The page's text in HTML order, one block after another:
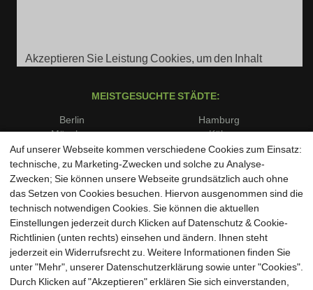
Akzeptieren Sie Leistung Cookies, um den Inhalt
MEISTGESUCHTE STÄDTE:
Berlin
München
Frankfurt am Main
Düsseldorf
Essen
Dresden
Hannover
Duisburg
Wuppertal
Bonn
Hamburg
Köln
Stuttgart
Dortmund
Bremen
Leipzig
Nürnberg
Bochum
Bielefeld
Auf unserer Webseite kommen verschiedene Cookies zum Einsatz:
technische, zu Marketing-Zwecken und solche zu Analyse-
Zwecken; Sie können unsere Webseite grundsätzlich auch ohne
das Setzen von Cookies besuchen. Hiervon ausgenommen sind die
technisch notwendigen Cookies. Sie können die aktuellen
Einstellungen jederzeit durch Klicken auf Datenschutz & Cookie-
Richtlinien (unten rechts) einsehen und ändern. Ihnen steht
jederzeit ein Widerrufsrecht zu. Weitere Informationen finden Sie
unter "Mehr", unserer Datenschutzerklärung sowie unter "Cookies".
Durch Klicken auf "Akzeptieren" erklären Sie sich einverstanden,